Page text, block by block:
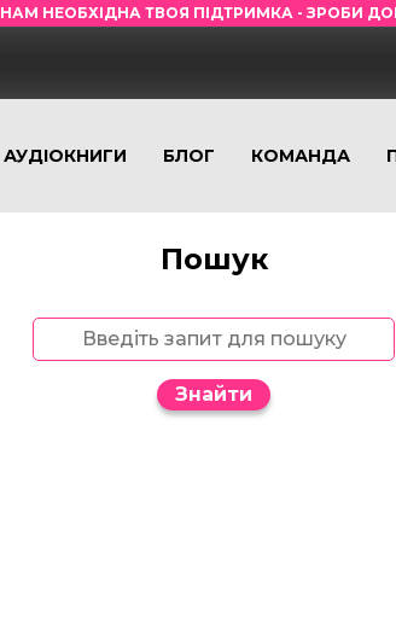
НАМ НЕОБХІДНА ТВОЯ ПІДТРИМКА - ЗРОБИ
АУДІОКНИГИ БЛОГ КОМАНДА
Пошук
Знайти